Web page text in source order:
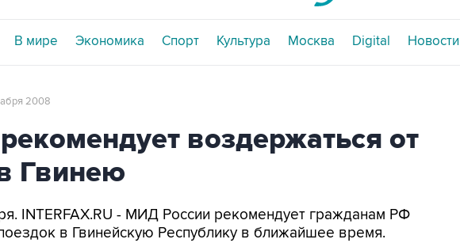
В мире Экономика Спорт Культура Москва Digital Новости
2008
воздержаться от
Гвинею
INTERFAX.RU - МИД России рекомендует гражданам РФ
в Гвинейскую Республику в ближайшее время.